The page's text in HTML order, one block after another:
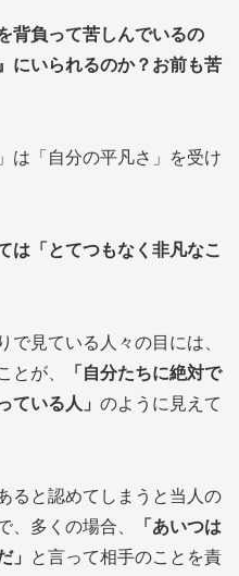
背負って苦しんでいるの
にいられるのか？お前も苦
は「自分の平凡さ」を受け
は「とてつもなく非凡なこ
で見ている人々の目には、
とが、
「自分たちに絶対で
ている人」 のように見えて
ると認めてしまうと当人の
、多くの場合、
「あいつは
」
と言って相手のことを責